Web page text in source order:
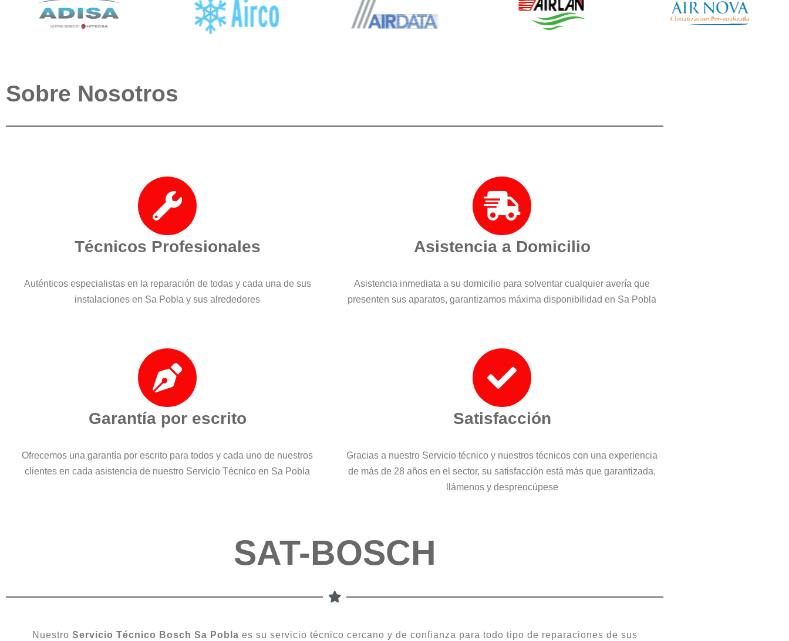
Sobre Nosotros
Técnicos Profesionales
Auténticos especialistas en la reparación de todas y cada una de sus
instalaciones en Sa Pobla y sus alrededores
Asistencia a Domicilio
Asistencia inmediata a su domicilio para solventar cualquier avería que
presenten sus aparatos, garantizamos máxima disponibilidad en Sa Pobla
Garantía por escrito
Ofrecemos una garantía por escrito para todos y cada uno de nuestros
clientes en cada asistencia de nuestro Servicio Técnico en Sa Pobla
Satisfacción
Gracias a nuestro Servicio técnico y nuestros técnicos con una experiencia
de más de 28 años en el sector, su satisfacción está más que garantizada,
llámenos y despreocúpese
SAT-BOSCH
Nuestro Servicio Técnico Bosch Sa Pobla es su servicio técnico cercano y de confianza para todo tipo de reparaciones de sus